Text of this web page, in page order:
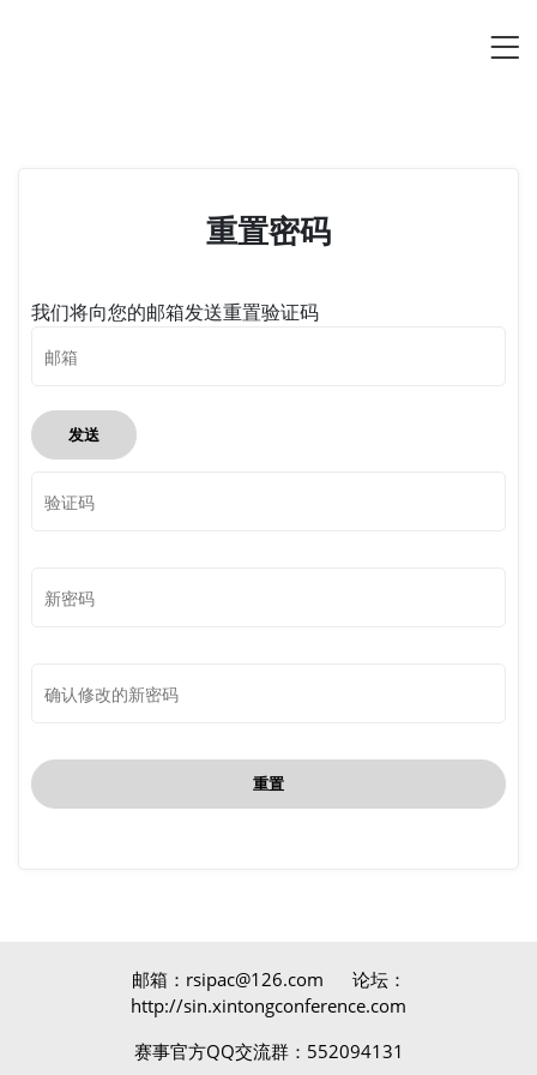
重置密码
我们将向您的邮箱发送重置验证码
发送
重置
邮箱：rsipac@126.com 论坛：
http://sin.xintongconference.com
赛事官方QQ交流群：552094131